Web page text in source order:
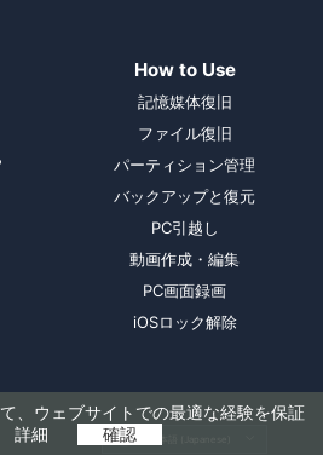
、ウェブサイトでの最適な経験を保証
詳細 確認
How to Use
記憶媒体復旧
ファイル復旧
パーティション管理
バックアップと復元
PC引越し
動画作成・編集
PC画面録画
iOSロック解除
